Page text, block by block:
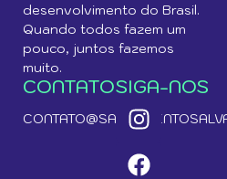
desenvolvimento do Brasil.
Quando todos fazem um
pouco, juntos fazemos
muito.
CONTATOSIGA-NOS